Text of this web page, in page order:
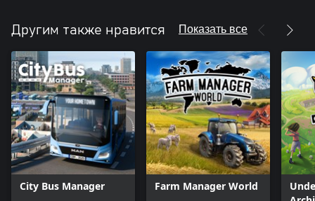
Другим также нравится Показать все
City Bus Manager Farm Manager World